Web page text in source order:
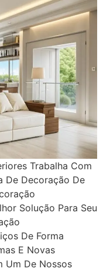
Trabalha Com
De Decoração De
Solução Para Seu
De Forma
E Novas
Um De Nossos